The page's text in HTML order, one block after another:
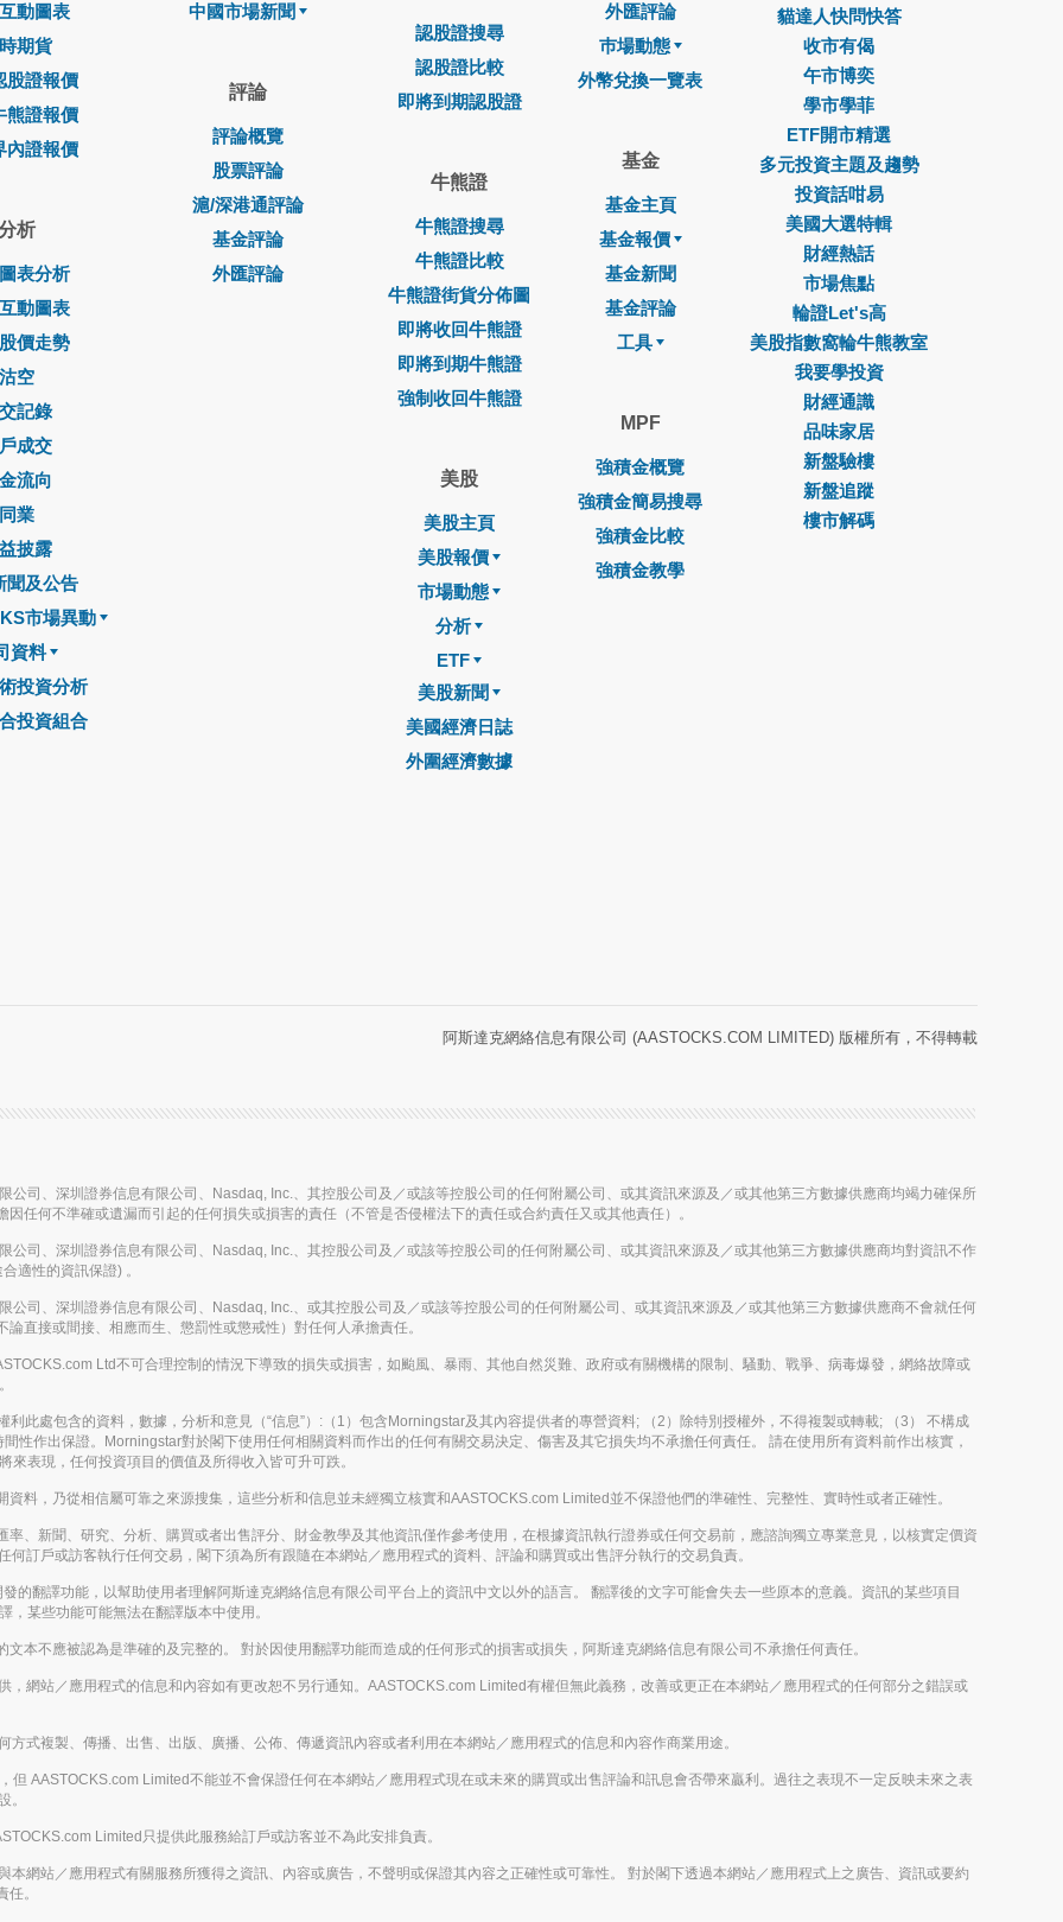
動圖表
期貨
股證報價
熊證報價
內證報價
析
表分析
動圖表
價走勢
空
記錄
成交
流向
業
披露
聞及公告
市場異動
資料
投資分析
投資組合
中國市場新聞
評論
評論概覽
股票評論
滬/深港通評論
基金評論
外匯評論
認股證搜尋
認股證比較
即將到期認股證
牛熊證
牛熊證搜尋
牛熊證比較
牛熊證街貨分佈圖
即將收回牛熊證
即將到期牛熊證
強制收回牛熊證
美股
美股主頁
美股報價
市場動態
分析
ETF
美股新聞
美國經濟日誌
外圍經濟數據
外匯評論
巿場動態
外幣兌換一覽表
基金
基金主頁
基金報價
基金新聞
基金評論
工具
MPF
強積金概覽
強積金簡易搜尋
強積金比較
強積金教學
貓達人快問快答
收市有偈
午市博奕
學市學菲
ETF開市精選
多元投資主題及趨勢
投資話咁易
美國大選特輯
財經熱話
市場焦點
輪證Let's高
美股指數窩輪牛熊教室
我要學投資
財經通識
品味家居
新盤驗樓
新盤追蹤
樓市解碼
阿斯達克網絡信息有限公司 (AASTOCKS.COM LIMITED) 版權所有，不得轉載
司、深圳證券信息有限公司、Nasdaq, Inc.、其控股公司及／或該等控股公司的任何附屬公司、或其資訊來源及／或其他第三方數據供應商均竭力確保所
任何不準確或遺漏而引起的任何損失或損害的責任（不管是否侵權法下的責任或合約責任又或其他責任）。
司、深圳證券信息有限公司、Nasdaq, Inc.、其控股公司及／或該等控股公司的任何附屬公司、或其資訊來源及／或其他第三方數據供應商均對資訊不作
適性的資訊保證) 。
司、深圳證券信息有限公司、Nasdaq, Inc.、或其控股公司及／或該等控股公司的任何附屬公司、或其資訊來源及／或其他第三方數據供應商不會就任何
直接或間接、相應而生、懲罰性或懲戒性）對任何人承擔責任。
Ltd不可合理控制的情況下導致的損失或損害，如颱風、暴雨、其他自然災難、政府或有關機構的限制、騷動、戰爭、病毒爆發，網絡故障或
此處包含的資料，數據，分析和意見（“信息”）:（1）包含Morningstar及其內容提供者的專營資料; （2）除特別授權外，不得複製或轉載; （3） 不構成
性作出保證。Morningstar對於閣下使用任何相關資料而作出的任何有關交易決定、傷害及其它損失均不承擔任何責任。 請在使用所有資料前作出核實，
表現，任何投資項目的價值及所得收入皆可升可跌。
料，乃從相信屬可靠之來源搜集，這些分析和信息並未經獨立核實和AASTOCKS.com Limited並不保證他們的準確性、完整性、實時性或者正確性。
、新聞、研究、分析、購買或者出售評分、財金教學及其他資訊僅作參考使用，在根據資訊執行證券或任何交易前，應諮詢獨立專業意見，以核實定價資
訂戶或訪客執行任何交易，閣下須為所有跟隨在本網站／應用程式的資料、評論和購買或出售評分執行的交易負責。
的翻譯功能，以幫助使用者理解阿斯達克網絡信息有限公司平台上的資訊中文以外的語言。 翻譯後的文字可能會失去一些原本的意義。資訊的某些項目
某些功能可能無法在翻譯版本中使用。
本不應被認為是準確的及完整的。 對於因使用翻譯功能而造成的任何形式的損害或損失，阿斯達克網絡信息有限公司不承擔任何責任。
網站／應用程式的信息和內容如有更改恕不另行通知。AASTOCKS.com Limited有權但無此義務，改善或更正在本網站／應用程式的任何部分之錯誤或
式複製、傳播、出售、出版、廣播、公佈、傳遞資訊內容或者利用在本網站／應用程式的信息和內容作商業用途。
AASTOCKS.com Limited不能並不會保證任何在本網站／應用程式現在或未來的購買或出售評論和訊息會否帶來贏利。過往之表現不一定反映未來之表
。
Limited只提供此服務給訂戶或訪客並不為此安排負責。
網站／應用程式有關服務所獲得之資訊、內容或廣告，不聲明或保證其內容之正確性或可靠性。 對於閣下透過本網站／應用程式上之廣告、資訊或要約
。